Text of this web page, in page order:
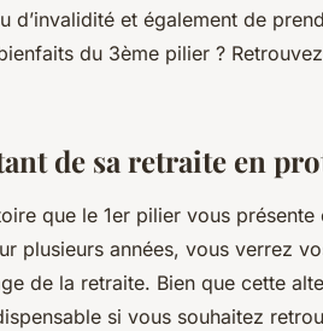
d’invalidité et également de
du 3ème pilier ?
de sa retraite en
que le 1er pilier vous présente
plusieurs années, vous verrez
de la retraite. Bien que cette
si vous souhaitez